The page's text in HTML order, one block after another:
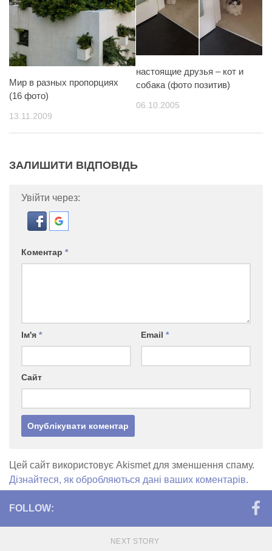
Мир в разных пропорциях
(16 фото)
13.11.2009
настоящие друзья – кот и
собака (фото позитив)
06.10.2005
ЗАЛИШИТИ ВІДПОВІДЬ
Увійти через:
Коментар *
Ім'я * Email *
Сайт
Цей сайт використовує Akismet для зменшення спаму.
Дізнайтеся, як обробляються дані ваших коментарів.
FOLLOW:
NEXT STORY